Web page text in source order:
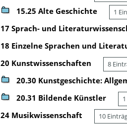
15.25 Alte Geschichte 1
17 Sprach- und
18 Einzelne Sprachen und
20 Kunstwissenschaften 8
20.30 Kunstgeschichte:
20.31 Bildende Künstler
24 Musikwissenschaft 10